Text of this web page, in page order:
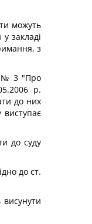
можуть
закладі
з
№ 3 "Про
р.
до них
виступає
до суду
до ст.